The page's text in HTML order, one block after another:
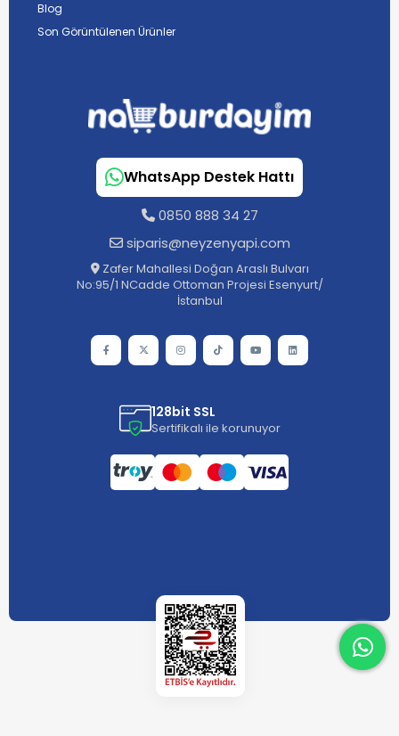
Blog
Son Görüntülenen Ürünler
WhatsApp Destek Hattı
0850 888 34 27
siparis@neyzenyapi.com
Zafer Mahallesi Doğan Araslı Bulvarı
No:95/1 NCadde Ottoman Projesi Esenyurt/
İstanbul
128bit SSL
Sertifikalı ile korunuyor